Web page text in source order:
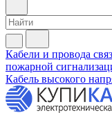
Кабели и провода
пожарной
Кабель высокого